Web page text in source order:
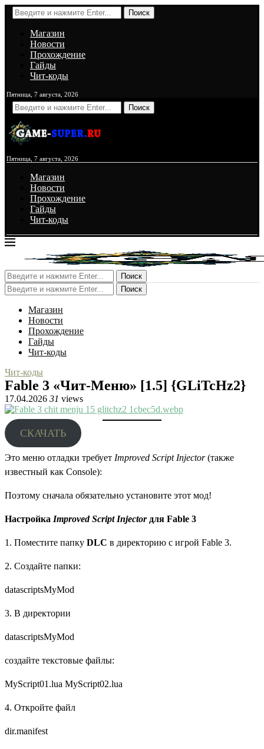
Поиск
Магазин
Новости
Прохождение
Гайды
Чит-коды
Пятница, 7 августа, 2026
Поиск
Пятница, 7 августа, 2026
Магазин
Новости
Прохождение
Гайды
Чит-коды
Поиск
Поиск
Магазин
Новости
Прохождение
Гайды
Чит-коды
Чит-коды
Fable 3 «Чит-Меню» [1.5] {GLiTcHz2}
17.04.2026 31 views
СКАЧАТЬ
Это меню отладки требует Improved Script Injector(также
известный как Console):
Поэтому сначала обязательно установите этот мод!
Настройка Improved Script Injectorдля Fable 3
1. Поместите папку DLC в директорию с игрой Fable 3.
2. Создайте папки:
datascriptsMyMod
3. В директории
datascriptsMyMod
создайте текстовые файлы:
MyScript01.lua MyScript02.lua
4. Откройте файл
dir.manifest